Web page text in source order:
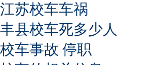
江苏校车车祸
丰县校车死多少人
校车事故 停职